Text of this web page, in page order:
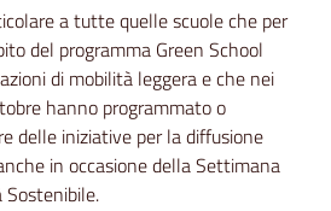
a tutte quelle scuole che per
del programma Green School
di mobilità leggera e che nei
hanno programmato o
delle iniziative per la diffusione
in occasione della Settimana
Sostenibile.